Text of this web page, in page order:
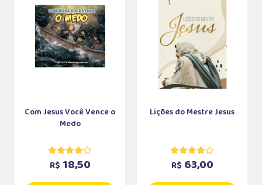
Com Jesus Você Vence o
Medo
R$ 18,50
Lições do Mestre Jesus
R$ 63,00